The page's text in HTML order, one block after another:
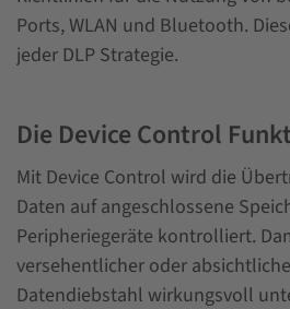
Ports, WLAN und Bluetooth.
jeder DLP Strategie.
Die Device Control
Mit Device Control wird die
Daten auf angeschlossene
Peripheriegeräte kontrolliert.
versehentlicher oder
Datendiebstahl wirkungsvoll